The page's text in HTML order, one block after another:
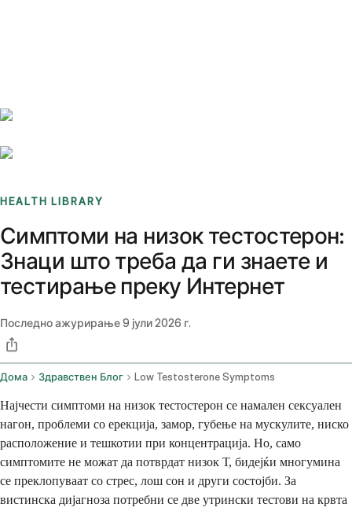
HEALTH LIBRARY
Симптоми на низок тестостерон:
Знаци што треба да ги знаете и
тестирање преку Интернет
Последно ажурирање9 јули 2026 г.
Дома Здравствен Блог Low Testosterone Symptoms
Најчести симптоми на низок тестостерон се намален сексуален
нагон, проблеми со ерекција, замор, губење на мускулите, ниско
расположение и тешкотии при концентрација. Но, само
симптомите не можат да потврдат низок Т, бидејќи многумина
се преклопуваат со стрес, лош сон и други состојби. За
вистинска дијагноза потребни се две утрински тестови на крвта